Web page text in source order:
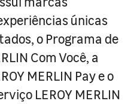
únicas
o Programa de
Com Você, a
MERLIN Pay e o
LEROY MERLIN